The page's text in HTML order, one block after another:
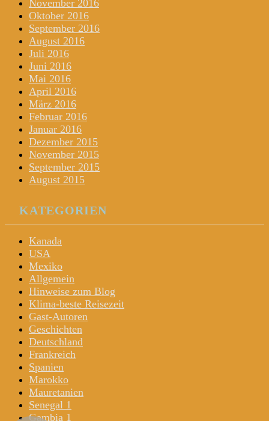
November 2016
Oktober 2016
September 2016
August 2016
Juli 2016
Juni 2016
Mai 2016
April 2016
März 2016
Februar 2016
Januar 2016
Dezember 2015
November 2015
September 2015
August 2015
KATEGORIEN
Kanada
USA
Mexiko
Allgemein
Hinweise zum Blog
Klima-beste Reisezeit
Gast-Autoren
Geschichten
Deutschland
Frankreich
Spanien
Marokko
Mauretanien
Senegal 1
Gambia 1